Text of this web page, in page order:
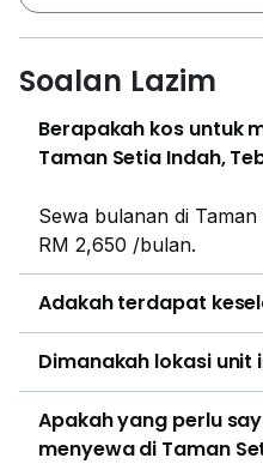
Soalan Lazim
Berapakah kos untuk
Taman Setia Indah,
Sewa bulanan di
RM 2,650 /bulan.
Adakah terdapat
Dimanakah lokasi unit
Apakah yang perlu
menyewa di Taman